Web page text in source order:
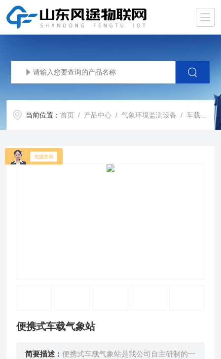
当前位置：首页 / 产品中心 /气象环境监测设备 /车载气象站
便携式车载气象站
简要描述：便携式车载气象站是我公司自主研制的一